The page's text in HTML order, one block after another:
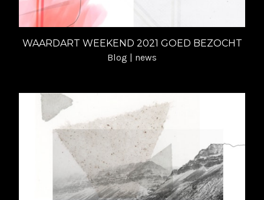
WAARDART WEEKEND 2021 GOED BEZOCHT
Blog | news